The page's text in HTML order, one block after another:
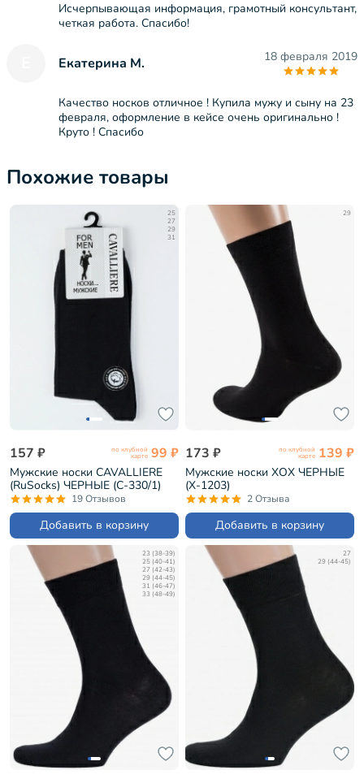
Исчерпывающая информация, грамотный консультант,
четкая работа. Спасибо!
Екатерина М. 18 февраля 2019
Качество носков отличное ! Купила мужу и сыну на 23
февраля, оформление в кейсе очень оригинально !
Круто ! Спасибо
Похожие товары
25
27
29
31
157 ₽ по клубной
карте 99 ₽
Мужские носки CAVALLIERE
(RuSocks) ЧЕРНЫЕ (С-330/1)
19 Отзывов
Добавить в корзину
29
173 ₽ по клубной
карте 139 ₽
Мужские носки ХОХ ЧЕРНЫЕ
(X-1203)
2 Отзыва
Добавить в корзину
23 (38-39)
25 (40-41)
27 (42-43)
29 (44-45)
31 (46-47)
33 (48-49)
27
29 (44-45)